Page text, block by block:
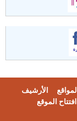
الأرشيف
الموقع